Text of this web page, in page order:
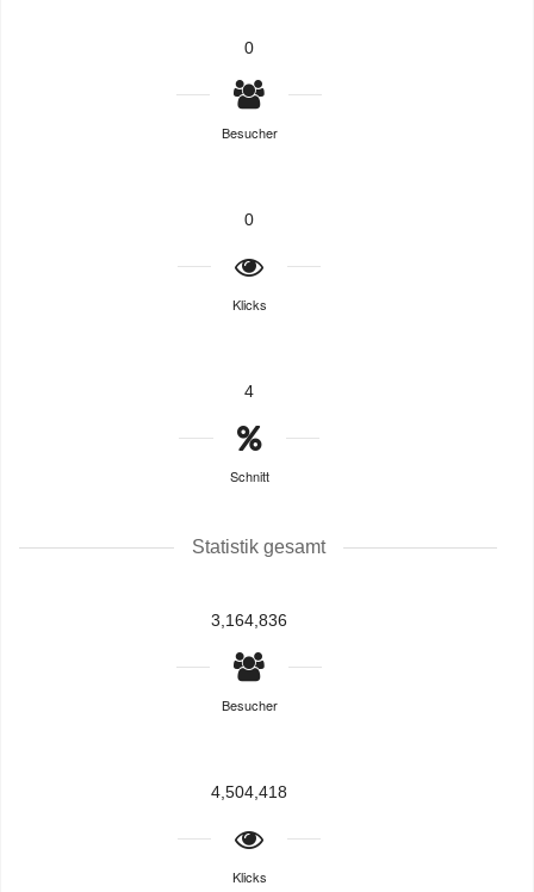
0
Besucher
0
Klicks
4
Schnitt
Statistik gesamt
3,164,836
Besucher
4,504,418
Klicks